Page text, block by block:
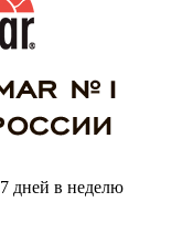
7 дней в неделю